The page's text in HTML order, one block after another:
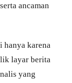
ancaman
hanya karena
layar berita
yang